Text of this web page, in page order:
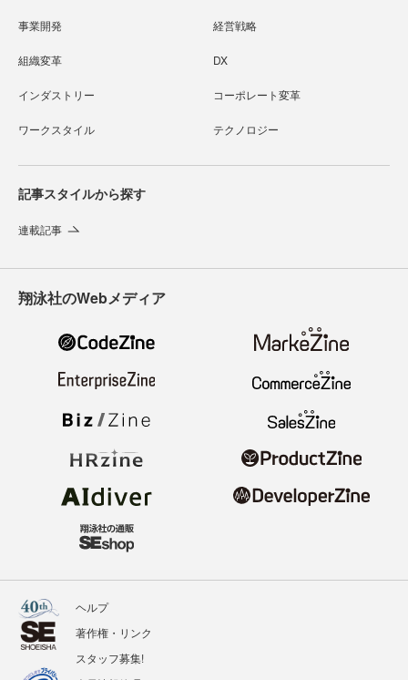
事業開発 経営戦略
組織変革 DX
インダストリー コーポレート変革
ワークスタイル テクノロジー
記事スタイルから探す
連載記事
翔泳社のWebメディア
ヘルプ
著作権・リンク
スタッフ募集!